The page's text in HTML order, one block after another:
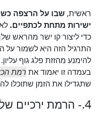
ראשית, שבו על הרצפה
ישירות מתחת לכתפיים.
כדי ליצור קו ישר מהראש
התרגיל הזה היא לשמור על
להימנע מהזזת פלג גוף
בעמדה זו יאמוד את רמת
שתגדילו את הזמן שתוכלו
4.- הרמת ירכיים של כדור יציבות